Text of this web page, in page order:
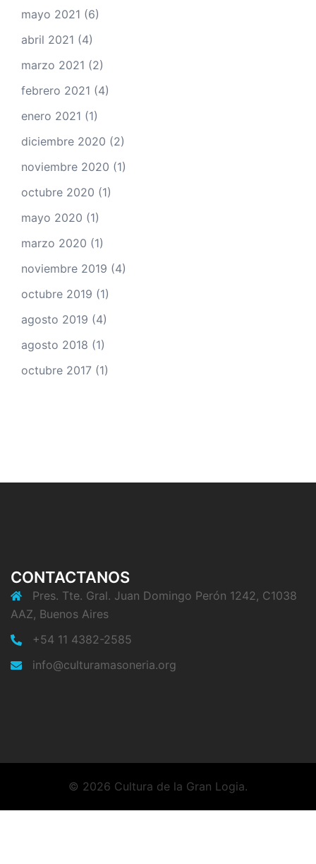
mayo 2021 (6)
abril 2021 (4)
marzo 2021 (2)
febrero 2021 (4)
enero 2021 (1)
diciembre 2020 (2)
noviembre 2020 (1)
octubre 2020 (1)
mayo 2020 (1)
marzo 2020 (1)
noviembre 2019 (4)
octubre 2019 (1)
agosto 2019 (4)
agosto 2018 (1)
octubre 2017 (1)
CONTACTANOS
Pres. Tte. Gral. Juan Domingo Perón 1242, C1038
AAZ, Buenos Aires
+54 11 4382-2585
info@culturamasoneria.org
© 2026 Cultura de la Gran Logia.